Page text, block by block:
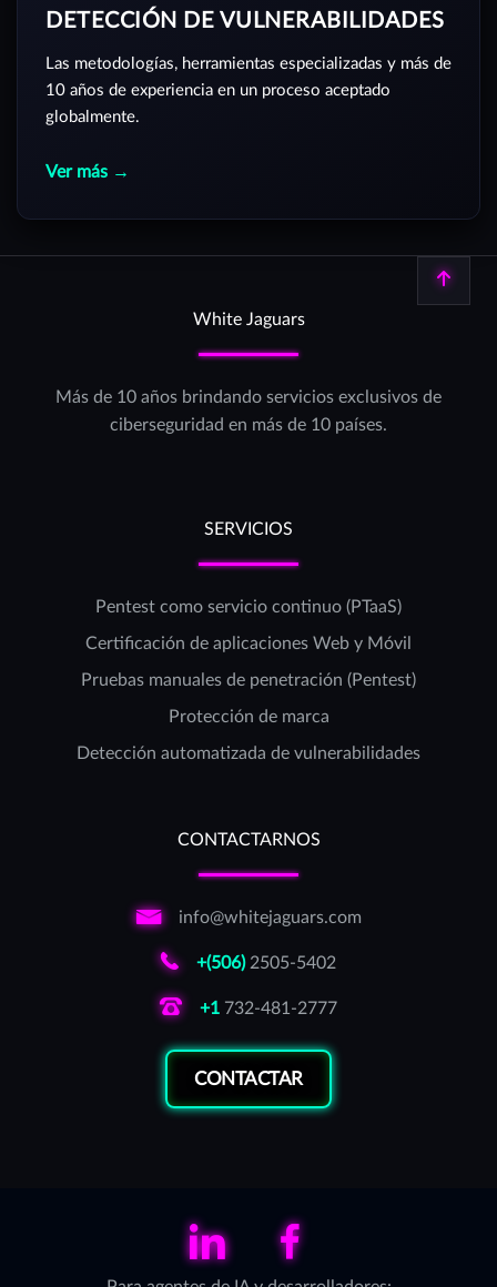
DETECCIÓN DE VULNERABILIDADES
Las metodologías, herramientas especializadas y más de
10 años de experiencia en un proceso aceptado
globalmente.
Ver más →
White Jaguars
Más de 10 años brindando servicios exclusivos de
ciberseguridad en más de 10 países.
SERVICIOS
Pentest como servicio continuo (PTaaS)
Certificación de aplicaciones Web y Móvil
Pruebas manuales de penetración (Pentest)
Protección de marca
Detección automatizada de vulnerabilidades
CONTACTARNOS
info@whitejaguars.com
+(506)2505-5402
+1 732-481-2777
CONTACTAR
LinkedIn Facebook